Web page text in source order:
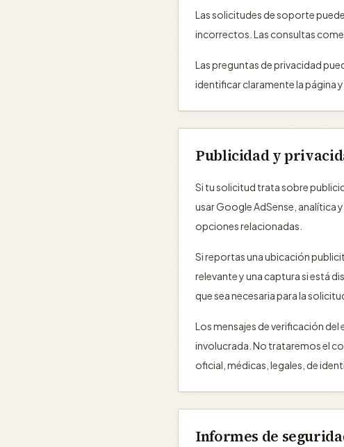
Las solicitudes de soporte
incorrectos. Las consultas
Las preguntas de privacidad
identificar claramente la página y
Publicidad y
Si tu solicitud trata sobre
usar Google AdSense, analítica
opciones relacionadas.
Si reportas una ubicación
relevante y una captura si está
que sea necesaria para la
Los mensajes de verificación
involucrada. No trataremos el
oficial, médicas, legales, de
Informes de